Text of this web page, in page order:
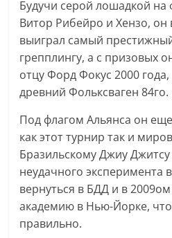
Будучи серой лошадкой на
Витор Pибейро и Хензо, он
выиграл самый
грепплингу, а с призовых
отцу Форд Фокус 2000
древний Фольксваген 84го.
Под флагом Альянса он
как этот турнир так и
Бразильскому Джиу
неудачного
вернуться в БДД и в
академию в Нью-Йорке,
правильно.